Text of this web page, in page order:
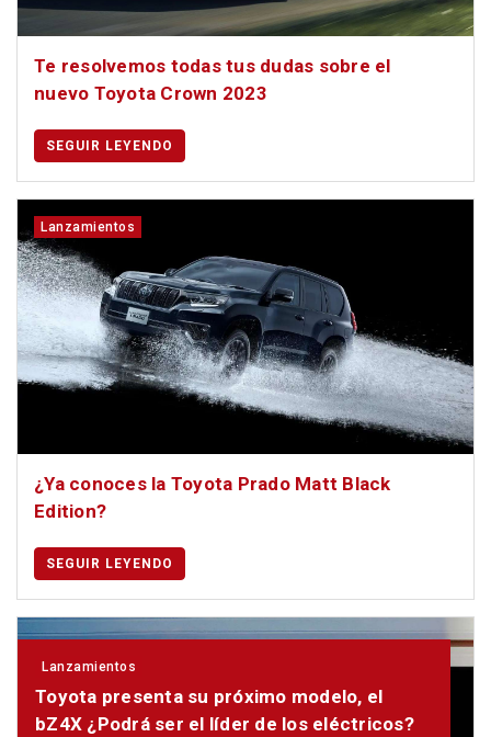
Te resolvemos todas tus dudas sobre el
nuevo Toyota Crown 2023
SEGUIR LEYENDO
Lanzamientos
¿Ya conoces la Toyota Prado Matt Black
Edition?
SEGUIR LEYENDO
Lanzamientos
Toyota presenta su próximo modelo, el
bZ4X ¿Podrá ser el líder de los eléctricos?